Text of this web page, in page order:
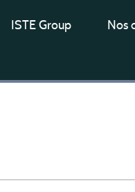
ISTE Group Nos